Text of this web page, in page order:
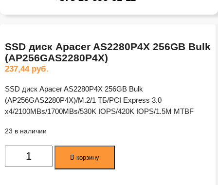
SSD диск Apacer AS2280P4X 256GB Bulk
(AP256GAS2280P4X)
237,44 руб.
SSD диск Apacer AS2280P4X 256GB Bulk
(AP256GAS2280P4X)/M.2/1 ТБ/PCI Express 3.0
x4/2100MBs/1700MBs/530K IOPS/420K IOPS/1.5M MTBF
23 в наличии
Количество
товара
В корзину